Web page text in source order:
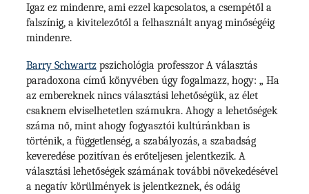
Igaz ez mindenre, ami ezzel kapcsolatos, a csempétől a
falszínig, a kivitelezőtől a felhasznált anyag minőségéig
mindenre.
Barry Schwartz pszichológia professzor A választás
paradoxona című könyvében úgy fogalmazz, hogy: „ Ha
az embereknek nincs választási lehetőségük, az élet
csaknem elviselhetetlen számukra. Ahogy a lehetőségek
száma nő, mint ahogy fogyasztói kultúránkban is
történik, a függetlenség, a szabályozás, a szabadság
keveredése pozitívan és erőteljesen jelentkezik. A
választási lehetőségek számának további növekedésével
a negatív körülmények is jelentkeznek, és odáig